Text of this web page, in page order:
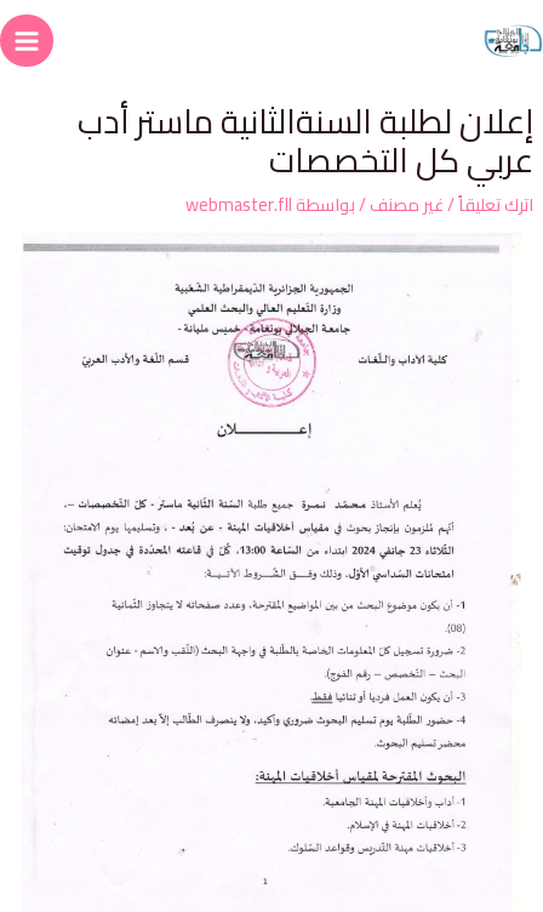
لطلبة السنةالثانية ماستر أدب
كل التخصصات
تعليقاً/غير مصنف/ بواسطةwebmaster.fll